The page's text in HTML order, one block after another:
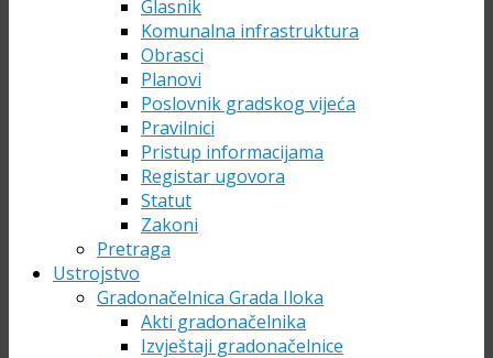
Glasnik
Komunalna infrastruktura
Obrasci
Planovi
Poslovnik gradskog vijeća
Pravilnici
Pristup informacijama
Registar ugovora
Statut
Zakoni
Pretraga
Ustrojstvo
Gradonačelnica Grada Iloka
Akti gradonačelnika
Izvještaji gradonačelnice